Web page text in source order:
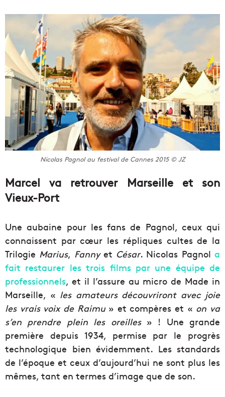
Nicolas Pagnol au festival de Cannes 2015 © JZ
Marcel va retrouver Marseille et son
Vieux-Port
Une aubaine pour les fans de Pagnol, ceux qui
connaissent par cœur les répliques cultes de la
Trilogie Marius, Fannyet César. Nicolas Pagnola
fait restaurer les trois films par une équipe de
professionnels, et il l’assure au micro de Made in
Marseille, « les amateurs découvriront avec joie
les vrais voix de Raimu» et compères et « on va
s’en prendre plein les oreilles» ! Une grande
première depuis 1934, permise par le progrès
technologique bien évidemment. Les standards
de l’époque et ceux d’aujourd’hui ne sont plus les
mêmes, tant en termes d’image que de son.